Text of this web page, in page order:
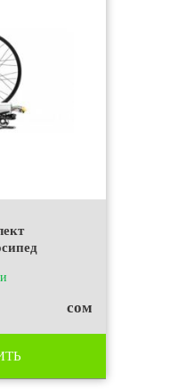
сом